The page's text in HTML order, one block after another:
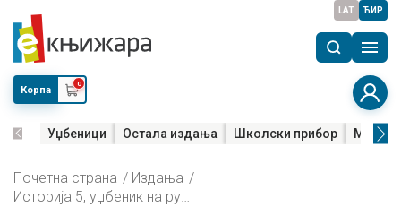
LAT ЋИР
Корпа
0
Уџбеници Остала издања Школски прибор Мала
Почетна страна
Издања
Историја 5, уџбеник на русинском језику за пети разред